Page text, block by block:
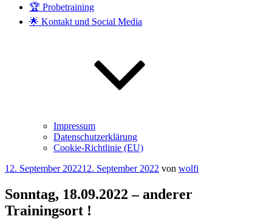
🏆 Probetraining
🌟 Kontakt und Social Media
Impressum
Datenschutzerklärung
Cookie-Richtlinie (EU)
Veröffentlicht
12. September 202212. September 2022 von wolfi
Sonntag, 18.09.2022 – anderer
Trainingsort !